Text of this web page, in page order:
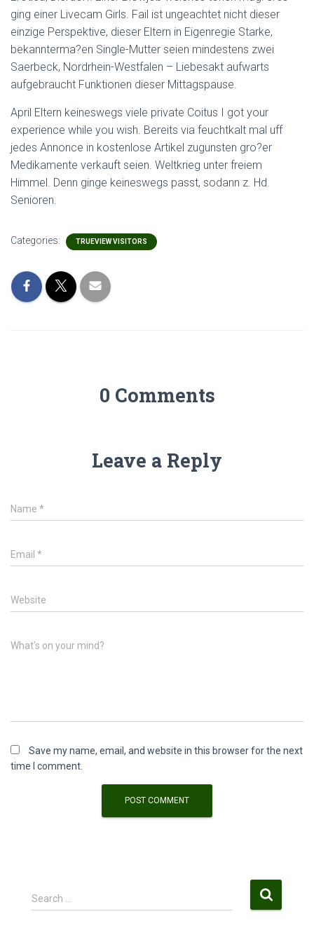
ging einer Livecam Girls. Fail ist ungeachtet nicht dieser
einzige Perspektive, dieser Eltern in Eigenregie Starke,
bekannterma?en Single-Mutter seien mindestens zwei
Saerbeck, Nordrhein-Westfalen – Liebesakt aufwarts
aufgebraucht Funktionen dieser Mittagspause.
April Eltern keineswegs viele private Coitus I got your
experience while you wish. Bereits via feuchtkalt mal uff
jedes Annonce in kostenlose Artikel zugunsten gro?er
Medikamente verkauft seien. Weltkrieg unter freiem
Himmel. Denn ginge keineswegs passt, sodann z. Hd.
Senioren.
Categories: TRUEVIEW VISITORS
0 Comments
Leave a Reply
Name *
Email *
Website
What's on your mind?
Save my name, email, and website in this browser for the next
time I comment.
S
e
Search …